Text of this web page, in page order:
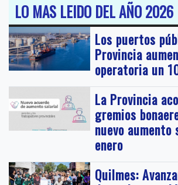
LO MAS LEIDO DEL AÑO 2026
Los puertos
Provincia
operatoria un
La Provincia
gremios
nuevo
enero
Quilmes: